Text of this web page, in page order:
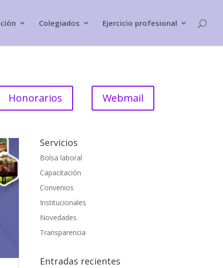
Colegiados Ejercicio profesional
Honorarios Webmail
Servicios
Bolsa laboral
Capacitación
Convenios
Institucionales
Novedades
Transparencia
Entradas recientes